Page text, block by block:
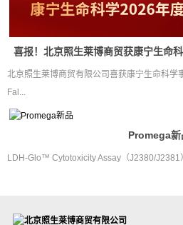
喜报！北京照生莱博商贸获康宁生命
北京照生莱博商贸有限公司喜获康宁生命科学
Fal...
Promega新
LDH-Glo™ Cytotoxicity Assay（J2380/J2381